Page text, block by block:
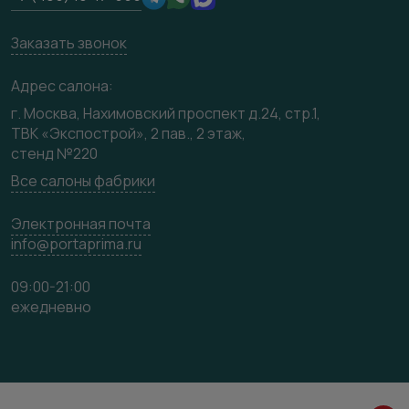
Юридическая информация
Медиацентр
Видео
Карта сайта
Заказать звонок
Адрес салона:
г. Москва, Нахимовский проспект д.24, стр.1,
ТВК «Экспострой», 2 пав., 2 этаж,
стенд №220
Все салоны фабрики
Электронная почта
info@portaprima.ru
09:00-21:00
ежедневно